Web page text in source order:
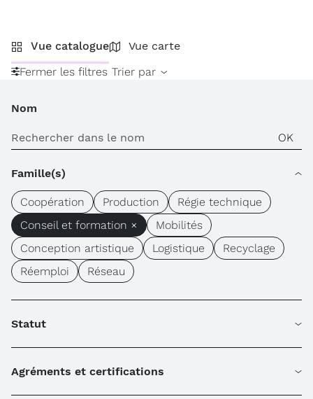
Vue catalogue
Vue carte
Fermer les filtres Trier par
Nom
Famille(s)
Coopération Production
Régie technique
Conseil et formation ×
Mobilités
Conception artistique
Logistique
Recyclage
Réemploi
Réseau
Statut
Agréments et certifications